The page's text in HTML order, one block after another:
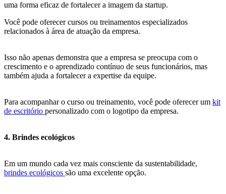
uma forma eficaz de fortalecer a imagem da startup.
Você pode oferecer cursos ou treinamentos especializados
relacionados à área de atuação da empresa.
Isso não apenas demonstra que a empresa se preocupa com o
crescimento e o aprendizado contínuo de seus funcionários, mas
também ajuda a fortalecer a expertise da equipe.
Para acompanhar o curso ou treinamento, você pode oferecer um kit
de escritório personalizado com o logotipo da empresa.
4. Brindes ecológicos
Em um mundo cada vez mais consciente da sustentabilidade,
brindes ecológicos são uma excelente opção.